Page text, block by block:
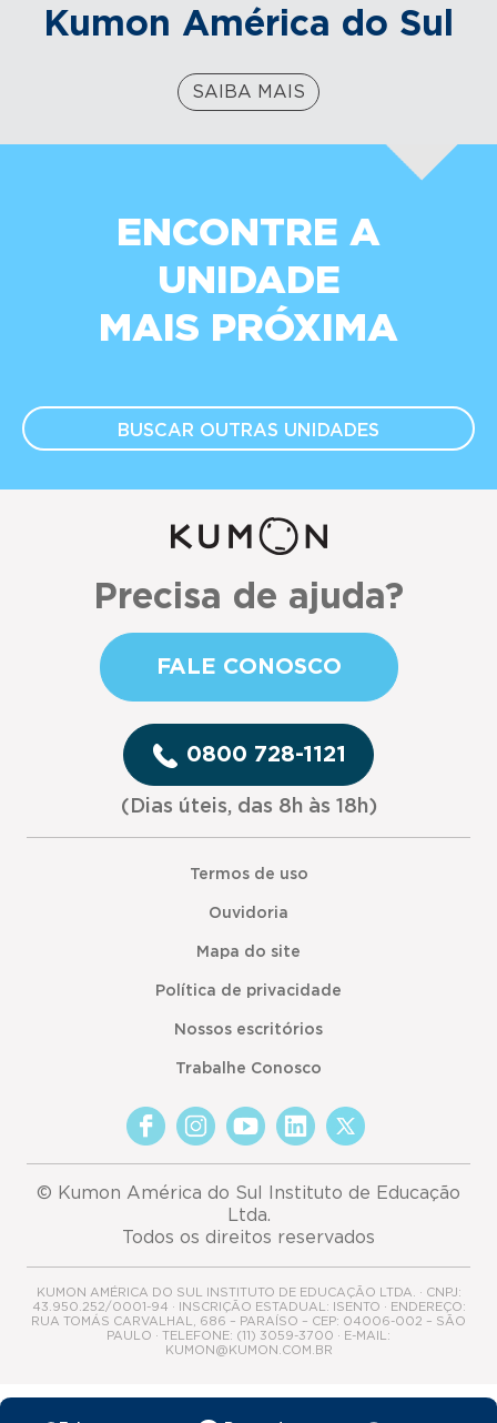
Kumon América do Sul
SAIBA MAIS
ENCONTRE A
UNIDADE
MAIS PRÓXIMA
BUSCAR OUTRAS UNIDADES
Precisa de ajuda?
FALE CONOSCO
0800 728-1121
(Dias úteis, das 8h às 18h)
Termos de uso
Ouvidoria
Mapa do site
Política de privacidade
Nossos escritórios
Trabalhe Conosco
© Kumon América do Sul Instituto de Educação
Ltda.
Todos os direitos reservados
KUMON AMÉRICA DO SUL INSTITUTO DE EDUCAÇÃO LTDA. · CNPJ:
43.950.252/0001-94 · INSCRIÇÃO ESTADUAL: ISENTO · ENDEREÇO:
RUA TOMÁS CARVALHAL, 686 – PARAÍSO – CEP: 04006-002 – SÃO
PAULO · TELEFONE: (11) 3059-3700 · E-MAIL:
KUMON@KUMON.COM.BR